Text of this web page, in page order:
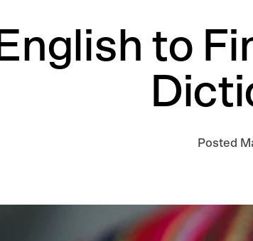
English to
Posted